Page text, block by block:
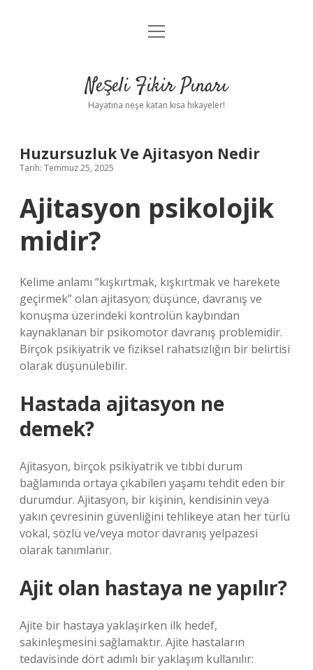
Anasayfa
Yasal Uyarı
menüyü
Neşeli Fikir Pınarı
Hayatına neşe katan kısa hikayeler!
Huzursuzluk Ve Ajitasyon Nedir
Tarih: Temmuz 25, 2025
Ajitasyon psikolojik
midir?
Kelime anlamı “kışkırtmak, kışkırtmak ve harekete
geçirmek” olan ajitasyon; düşünce, davranış ve
konuşma üzerindeki kontrolün kaybından
kaynaklanan bir psikomotor davranış problemidir.
Birçok psikiyatrik ve fiziksel rahatsızlığın bir belirtisi
olarak düşünülebilir.
Hastada ajitasyon ne
demek?
Ajitasyon, birçok psikiyatrik ve tıbbi durum
bağlamında ortaya çıkabilen yaşamı tehdit eden bir
durumdur. Ajitasyon, bir kişinin, kendisinin veya
yakın çevresinin güvenliğini tehlikeye atan her türlü
vokal, sözlü ve/veya motor davranış yelpazesi
olarak tanımlanır.
Ajit olan hastaya ne yapılır?
Ajite bir hastaya yaklaşırken ilk hedef,
sakinleşmesini sağlamaktır. Ajite hastaların
tedavisinde dört adımlı bir yaklaşım kullanılır: